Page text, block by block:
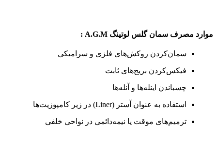
موارد مصرف سمان گلس لوتینگ A.G.M :
سمان‌کردن روکش‌های فلزی و سرامیکی
فیکس‌کردن بریج‌های ثابت
چسباندن اینله‌ها و آنله‌ها
استفاده به عنوان آستر (Liner) در زیر کامپوزیت‌ها
ترمیم‌های موقت یا نیمه‌دائمی در نواحی خلفی